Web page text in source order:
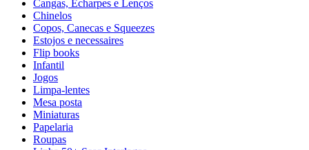
Cangas, Echarpes e Lenços
Chinelos
Copos, Canecas e Squeezes
Estojos e necessaires
Flip books
Infantil
Jogos
Limpa-lentes
Mesa posta
Miniaturas
Papelaria
Roupas